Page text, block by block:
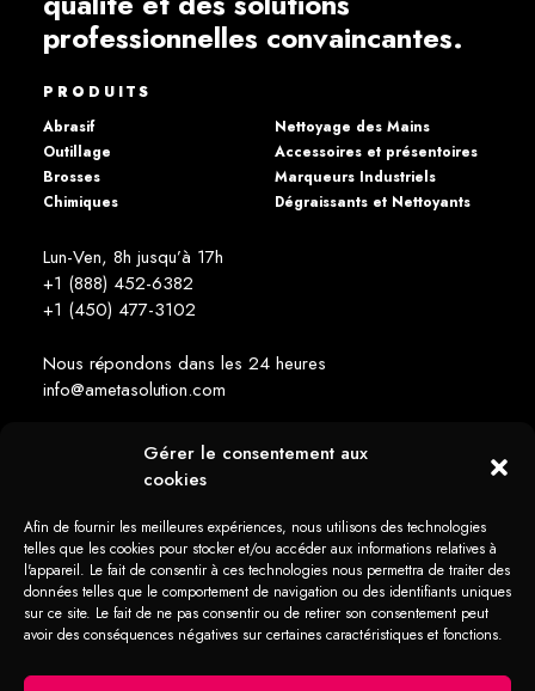
Gérer le consentement aux
cookies
Afin de fournir les meilleures expériences, nous utilisons des technologies
telles que les cookies pour stocker et/ou accéder aux informations relatives à
l'appareil. Le fait de consentir à ces technologies nous permettra de traiter des
données telles que le comportement de navigation ou des identifiants uniques
sur ce site. Le fait de ne pas consentir ou de retirer son consentement peut
avoir des conséquences négatives sur certaines caractéristiques et fonctions.
professionnelles convaincantes.
PRODUITS
Abrasif
Outillage
Brosses
Chimiques
Nettoyage des Mains
Accessoires et présentoires
Marqueurs Industriels
Dégraissants et Nettoyants
Lun-Ven, 8h jusqu’à 17h
+1 (888) 452-6382
+1 (450) 477­-3102
Nous répondons dans les 24 heures
info@ametasolution.com
RESTEZ INFORMÉ
1392, Avenue de la Gare Mascouche (QC) Canada J7K 2Z2
Tous droits réservés Ameta Solution © 2026 -web + marketing - em2
Déclaration
Politique en